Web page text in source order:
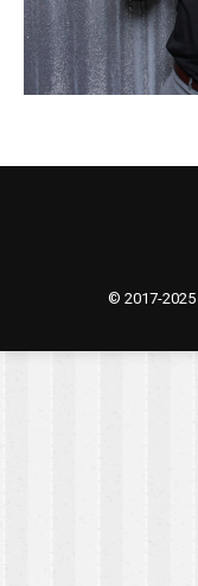
© 2017-2025